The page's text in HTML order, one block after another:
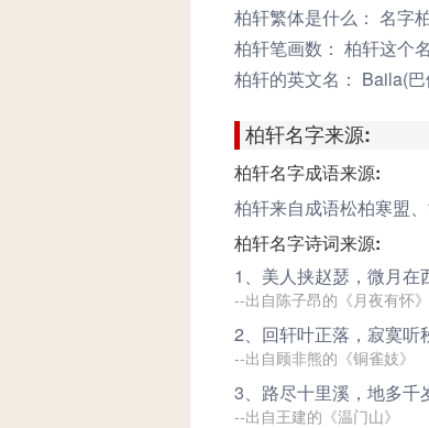
柏轩繁体是什么： 名字
柏轩笔画数： 柏轩这个
柏轩的英文名： Baila(
柏轩名字来源:
柏轩名字成语来源:
柏轩来自成语松柏寒盟
柏轩名字诗词来源:
1、美人挟赵瑟，微月在
--出自陈子昂的《月夜有怀》
2、回轩叶正落，寂寞听
--出自顾非熊的《铜雀妓》
3、路尽十里溪，地多千
--出自王建的《温门山》